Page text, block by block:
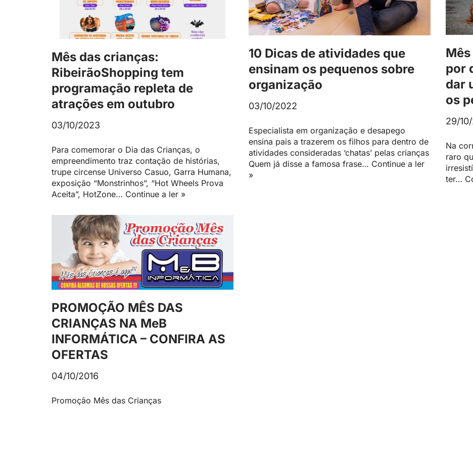
Mês das crianças:
RibeirãoShopping tem
programação repleta de
atrações em outubro
03/10/2023
Para comemorar o Dia das Crianças, o
empreendimento traz contação de histórias,
trupe circense Universo Casuo, Garra Humana,
exposição “Monstrinhos”, “Hot Wheels Prova
Aceita”, HotZone… Continue a ler »
10 Dicas de atividades que
ensinam os pequenos sobre
organização
03/10/2022
Especialista em organização e desapego
ensina pais a trazerem os filhos para dentro de
atividades consideradas ‘chatas’ pelas crianças
Quem já disse a famosa frase… Continue a ler
»
por
dar
os
29/
Na
raro
ter…
PROMOÇÃO MÊS DAS
CRIANÇAS NA MeB
INFORMÁTICA – CONFIRA AS
OFERTAS
04/10/2016
Promoção Mês das Crianças